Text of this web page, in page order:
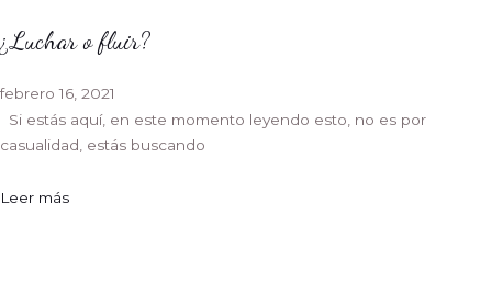
¿Luchar o fluir?
febrero 16, 2021
Si estás aquí, en este momento leyendo esto, no es por
casualidad, estás buscando
Leer más